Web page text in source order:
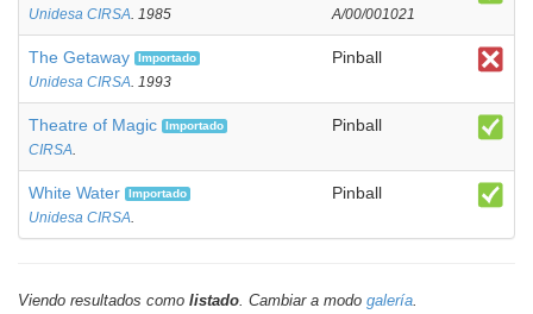
Unidesa CIRSA. 1985 A/00/001021
The Getaway Importado
Unidesa CIRSA. 1993
Pinball
Theatre of Magic Importado
CIRSA.
Pinball
White Water Importado
Unidesa CIRSA.
Pinball
Viendo resultados como listado. Cambiar a modo galería.